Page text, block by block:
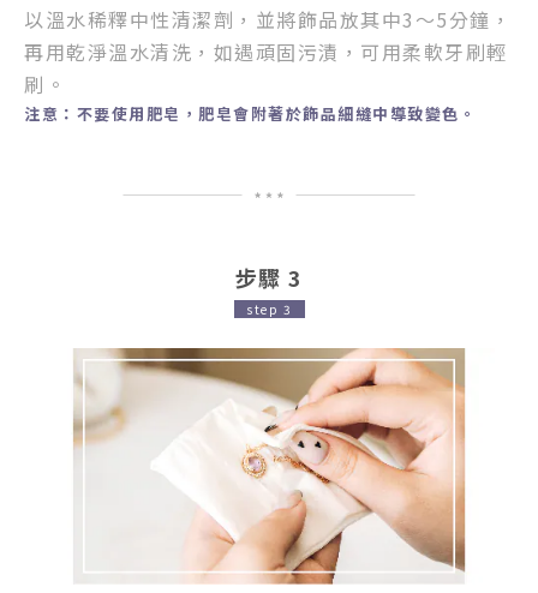
以溫水稀釋中性清潔劑， 並將飾品放其中3～5分鐘，
再用乾淨溫水清洗， 如遇頑固污漬， 可用柔軟牙刷輕
刷。
注意 ： 不要使用肥皂，肥皂會附著於飾品細縫中導致變色。
步驟 3
step 3